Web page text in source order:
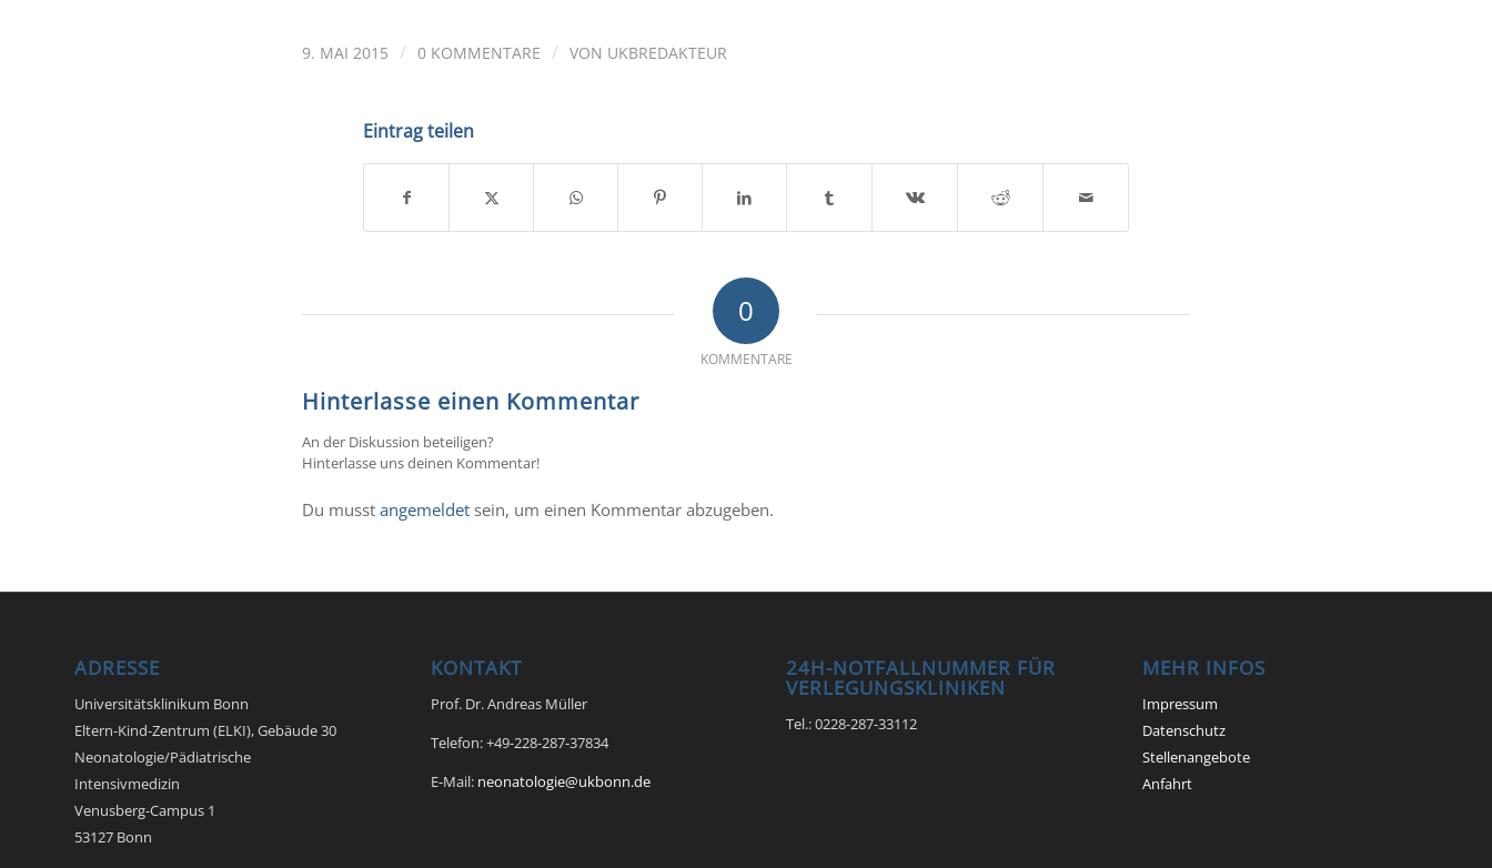
9. MAI 2015 / 0 KOMMENTARE / VON UKBREDAKTEUR
Eintrag teilen
0
KOMMENTARE
Hinterlasse einen Kommentar
An der Diskussion beteiligen?
Hinterlasse uns deinen Kommentar!
Du musst angemeldet sein, um einen Kommentar abzugeben.
ADRESSE
Universitätsklinikum Bonn
Eltern-Kind-Zentrum (ELKI), Gebäude 30
Neonatologie/Pädiatrische
Intensivmedizin
Venusberg-Campus 1
53127 Bonn
KONTAKT
Prof. Dr. Andreas Müller
Telefon: +49-228-287-37834
E-Mail: neonatologie@ukbonn.de
24H-NOTFALLNUMMER FÜR
VERLEGUNGSKLINIKEN
Tel.: 0228-287-33112
MEHR INFOS
Impressum
Datenschutz
Stellenangebote
Anfahrt